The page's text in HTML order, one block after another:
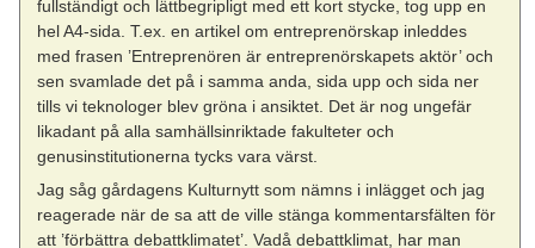
fullständigt och lättbegripligt med ett kort stycke, tog upp en
hel A4-sida. T.ex. en artikel om entreprenörskap inleddes
med frasen ’Entreprenören är entreprenörskapets aktör’ och
sen svamlade det på i samma anda, sida upp och sida ner
tills vi teknologer blev gröna i ansiktet. Det är nog ungefär
likadant på alla samhällsinriktade fakulteter och
genusinstitutionerna tycks vara värst.
Jag såg gårdagens Kulturnytt som nämns i inlägget och jag
reagerade när de sa att de ville stänga kommentarsfälten för
att ’förbättra debattklimatet’. Vadå debattklimat, har man